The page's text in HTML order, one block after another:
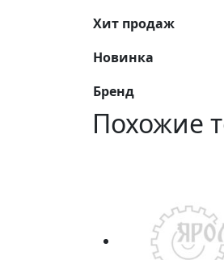
Хит продаж
Новинка
Бренд
Похожие